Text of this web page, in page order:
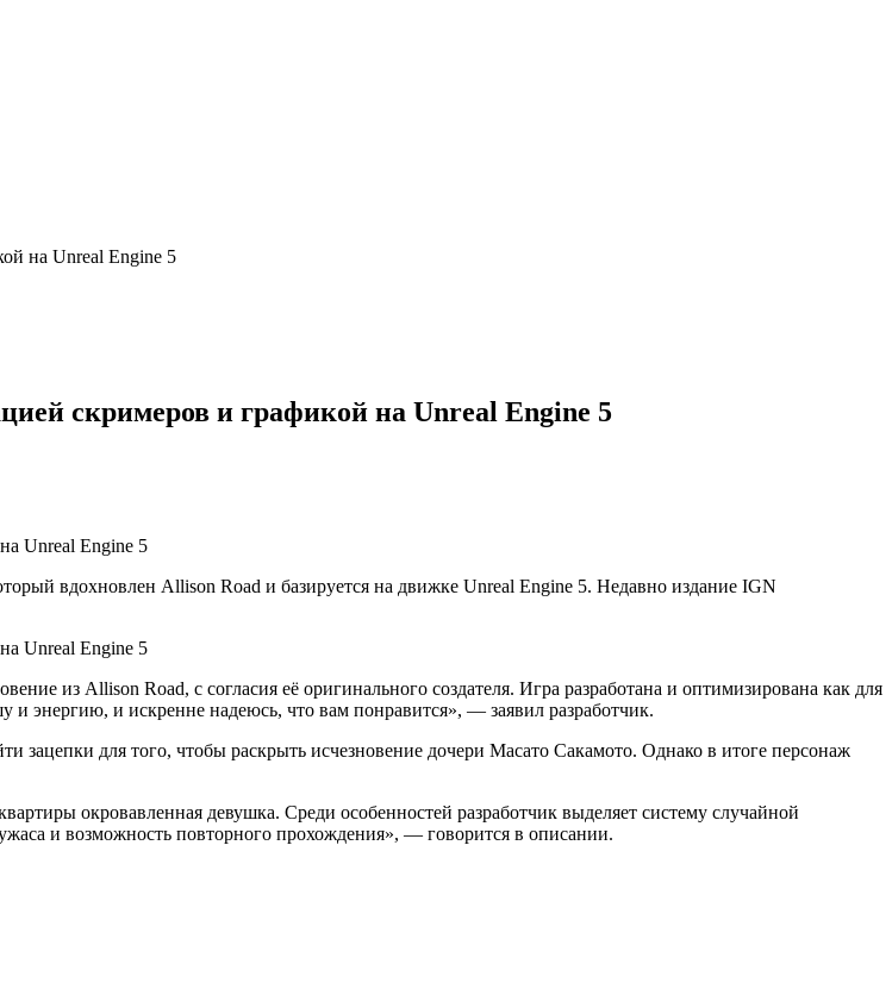
на Unreal Engine 5
скримеров и графикой на Unreal Engine 5
вдохновлен Allison Road и базируется на движке Unreal Engine 5. Недавно издание IGN
из Allison Road, с согласия её оригинального создателя. Игра разработана и оптимизирована как для
энергию, и искренне надеюсь, что вам понравится», — заявил разработчик.
зацепки для того, чтобы раскрыть исчезновение дочери Масато Сакамото. Однако в итоге персонаж
окровавленная девушка. Среди особенностей разработчик выделяет систему случайной
и возможность повторного прохождения», — говорится в описании.